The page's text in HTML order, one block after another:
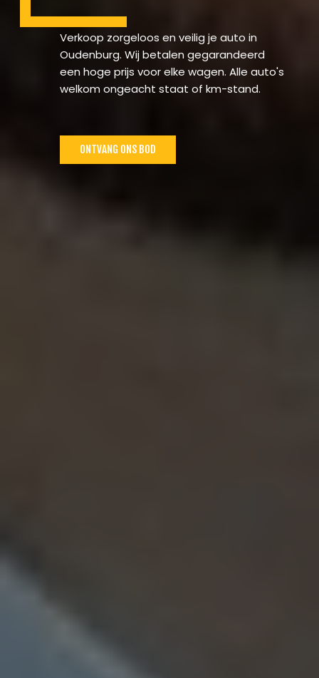
Verkoop zorgeloos en veilig je auto in
Oudenburg. Wij betalen gegarandeerd
een hoge prijs voor elke wagen. Alle auto's
welkom ongeacht staat of km-stand.
ONTVANG ONS BOD